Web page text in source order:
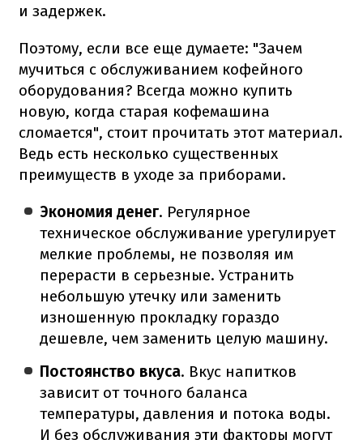
и задержек.
Поэтому, если все еще думаете: "Зачем
мучиться с обслуживанием кофейного
оборудования? Всегда можно купить
новую, когда старая кофемашина
сломается", стоит прочитать этот материал.
Ведь есть несколько существенных
преимуществ в уходе за приборами.
Экономия денег. Регулярное
техническое обслуживание урегулирует
мелкие проблемы, не позволяя им
перерасти в серьезные. Устранить
небольшую утечку или заменить
изношенную прокладку гораздо
дешевле, чем заменить целую машину.
Постоянство вкуса. Вкус напитков
зависит от точного баланса
температуры, давления и потока воды.
И без обслуживания эти факторы могут